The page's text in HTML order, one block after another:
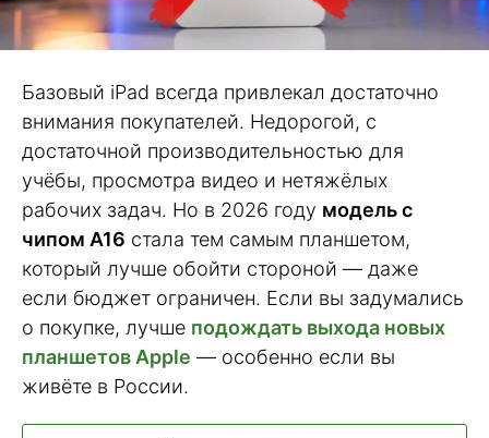
Базовый iPad всегда привлекал достаточно
внимания покупателей. Недорогой, с
достаточной производительностью для
учёбы, просмотра видео и нетяжёлых
рабочих задач. Но в 2026 году модель с
чипом A16 стала тем самым планшетом,
который лучше обойти стороной — даже
если бюджет ограничен. Если вы задумались
о покупке, лучше подождать выхода новых
планшетов Apple — особенно если вы
живёте в России.